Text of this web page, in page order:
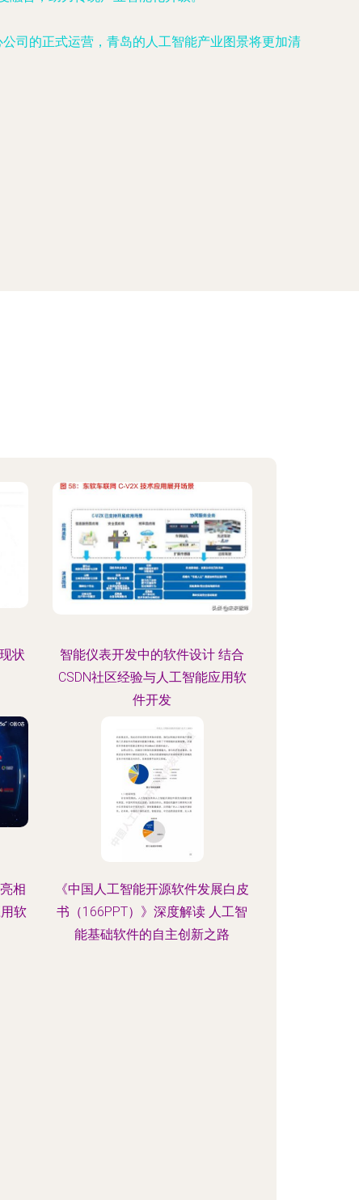
司的正式运营，青岛的人工智能产业图景将更加清
状
智能仪表开发中的软件设计 结合
CSDN社区经验与人工智能应用软
件开发
相
软
《中国人工智能开源软件发展白皮
书（166PPT）》深度解读 人工智
能基础软件的自主创新之路